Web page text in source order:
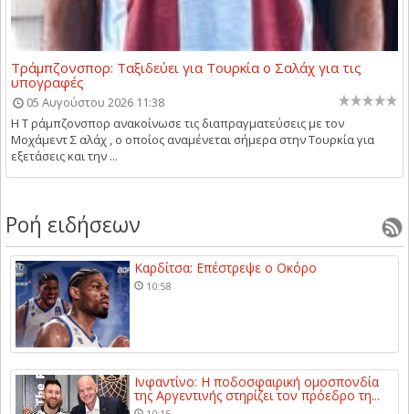
Τράμπζονσπορ: Ταξιδεύει για Τουρκία ο Σαλάχ για τις
υπογραφές
05 Αυγούστου 2026 11:38
Η Τ ράμπζονσπορ ανακοίνωσε τις διαπραγματεύσεις με τον
Μοχάμεντ Σ αλάχ , ο οποίος αναμένεται σήμερα στην Τουρκία για
εξετάσεις και την ...
Ροή ειδήσεων
Καρδίτσα: Επέστρεψε ο Οκόρο
10:58
Ινφαντίνο: Η ποδοσφαιρική ομοσπονδία
της Αργεντινής στηρίζει τον πρόεδρο τη...